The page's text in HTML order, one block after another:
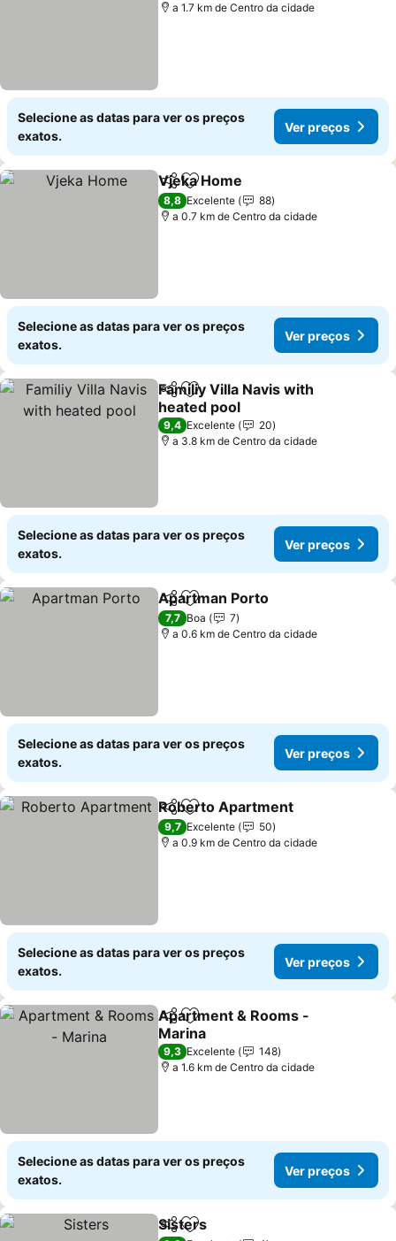
a 1.7 km de Centro da cidade
Selecione as datas para ver os preços
exatos.
Ver preços
PartilharAdicionar aos favoritos
Vjeka Home
8,8 Excelente
88
a 0.7 km de Centro da cidade
Selecione as datas para ver os preços
exatos.
Ver preços
PartilharAdicionar aos favoritos
Familiy Villa Navis with
heated pool
Ver preços
9,4 Excelente
20
a 3.8 km de Centro da cidade
Selecione as datas para ver os preços
exatos.
Ver preços
PartilharAdicionar aos favoritos
Apartman Porto
7,7 Boa
7
a 0.6 km de Centro da cidade
Selecione as datas para ver os preços
exatos.
Ver preços
PartilharAdicionar aos favoritos
Roberto Apartment
9,7 Excelente
50
a 0.9 km de Centro da cidade
Selecione as datas para ver os preços
exatos.
Ver preços
PartilharAdicionar aos favoritos
Apartment & Rooms -
Marina
Ver preços
9,3 Excelente
148
a 1.6 km de Centro da cidade
Selecione as datas para ver os preços
exatos.
Ver preços
PartilharAdicionar aos favoritos
Sisters